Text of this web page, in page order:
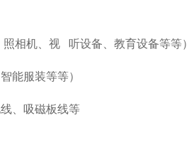
照相机、视 听设备、教育设备等等）
能服装等等）
、吸磁板线等